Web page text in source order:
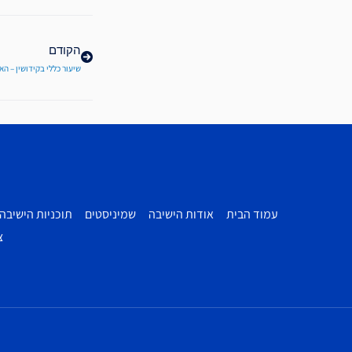
הקודם
שיעור כללי בקידושין –
עמוד הבית אודות הישיבה שמיניסטים תוכניות הישיבה